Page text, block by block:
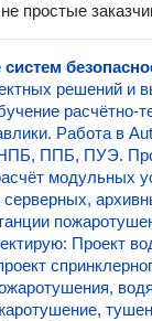
простые
решений и
расчётно-
Работа в
ППБ, ПУЭ.
модульных
Проект